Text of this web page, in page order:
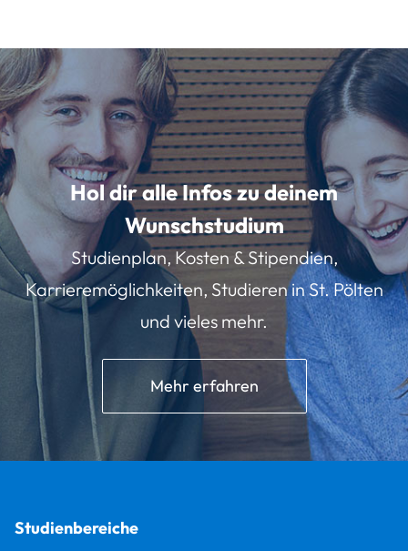
Hol dir alle Infos zu deinem
Wunschstudium
Studienplan, Kosten & Stipendien,
Karrieremöglichkeiten, Studieren in St. Pölten
und vieles mehr.
Mehr erfahren
Studienbereiche